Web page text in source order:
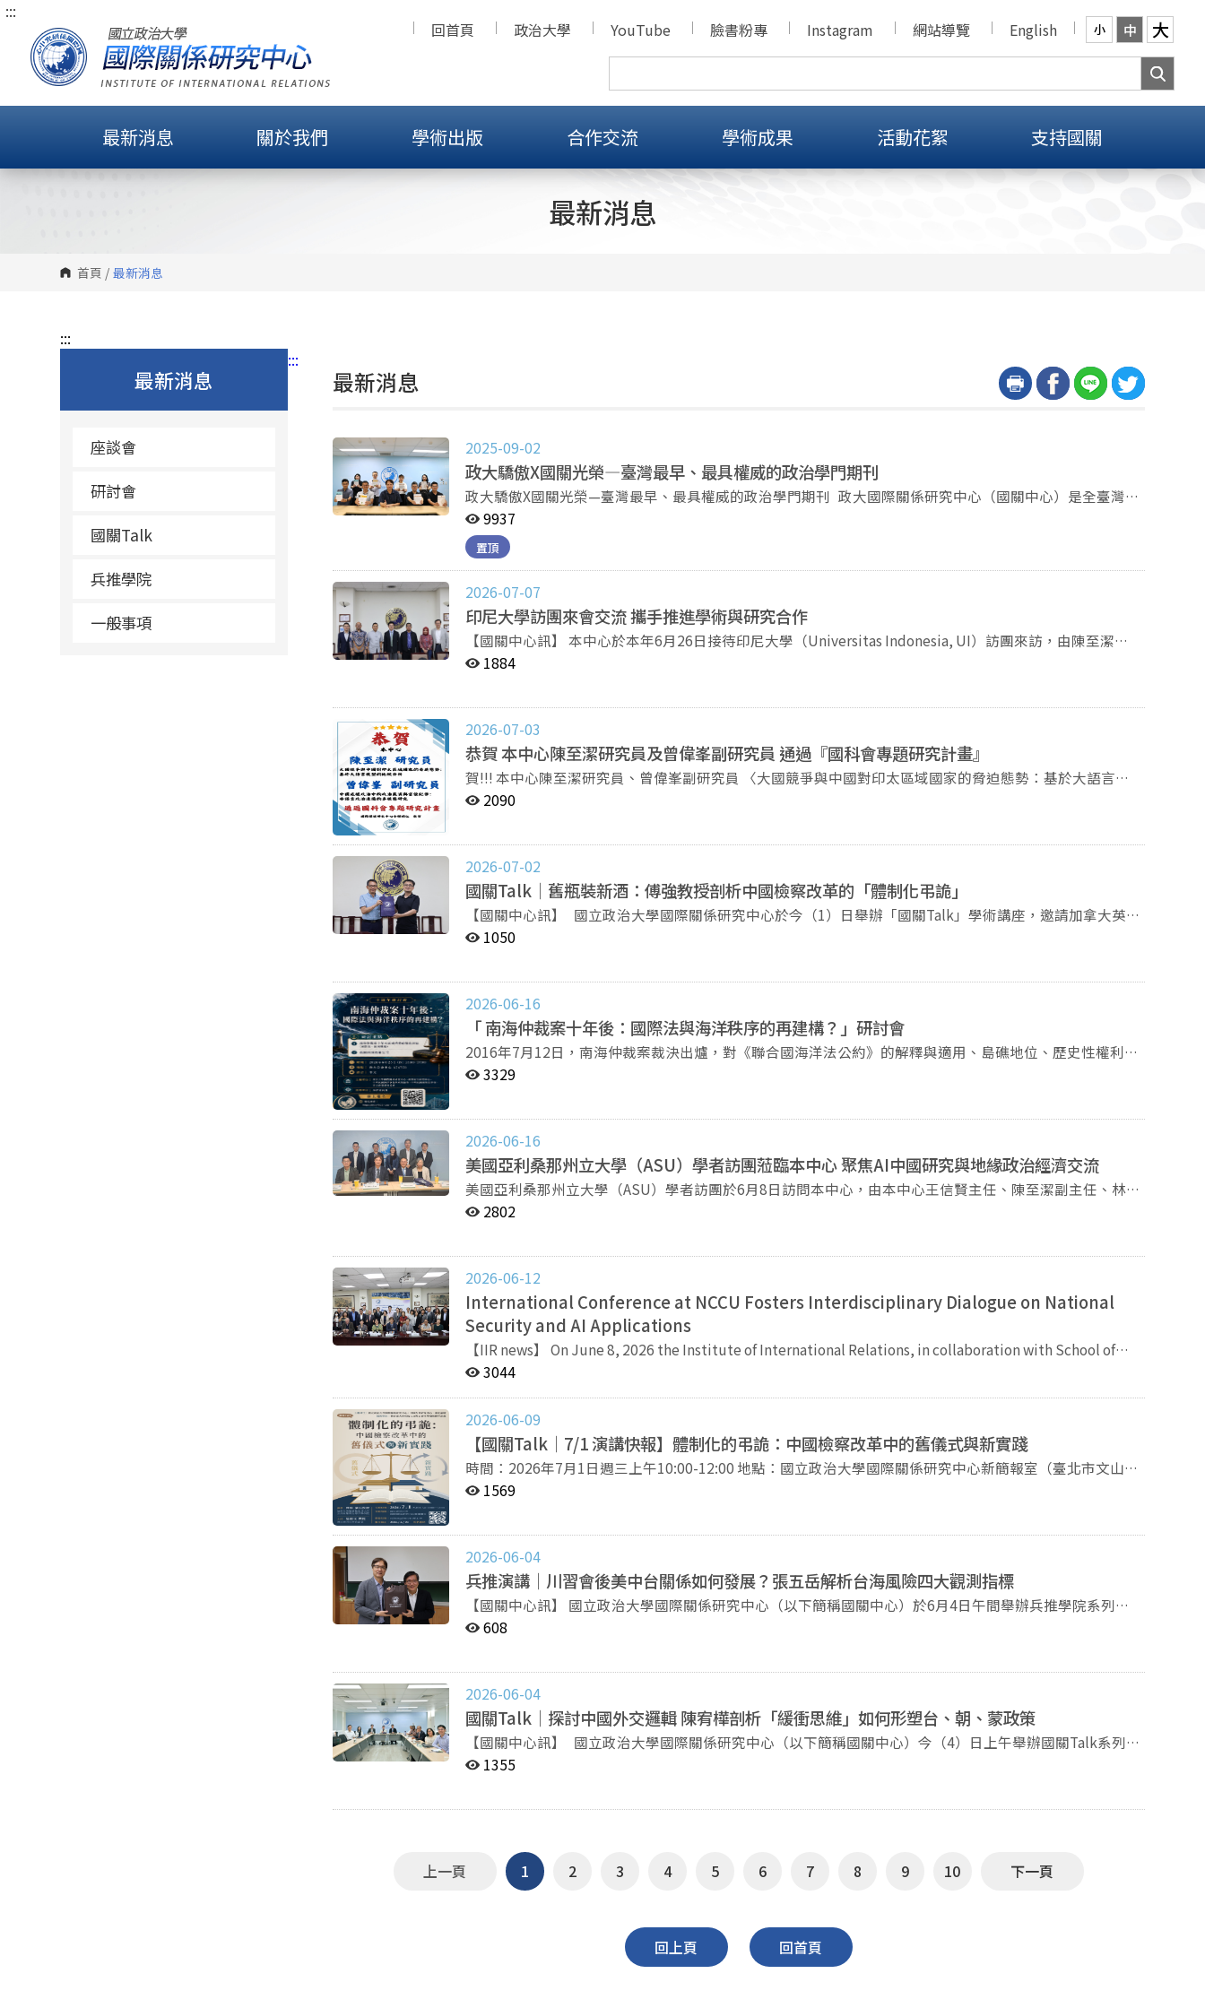
跳
內
塊
:::
回首頁
政治大學 YouTube 臉書粉專 Instagram 網站導覽 English 小 中 大
最新消息 關於我們 學術出版 合作交流 學術成果 活動花絮 支持國關
最新消息
首頁 / 最新消息
:::
最新消息
座談會
研討會
國關Talk
兵推學院
一般事項
:::
最新消息
2025-09-02
政大驕傲X國關光榮—臺灣最早、最具權威的政治學門期刊
政大驕傲X國關光榮—臺灣最早、最具權威的政治學門期刊 政大國際關係研究中心（國關中心）是全臺灣最
早出版政治學門期刊的單位，每年常態性經營四份重要期刊，包含：《問題與研究》、《中國大陸研究》、
《Issues & Studies》、《問題と研究》等。國關中心為了擴大期刊影響力，特別於2025年8月25日召開了
四份期刊的編輯聯合工作會議，由國關中心王信賢主任主持，與陳至潔副主任、林義鈞副主任、王韻副研究
員、石原忠浩副研究員，與政大外交系張文揚教授，以及四位編輯助理，一同為下半年度及未來的願景進行
討論和決策。 在此次的會議中，王信賢主任強調國關中心出版的四份期刊是政治大學的驕傲、國關中心的
光榮，原因是政大國關中心於1956年創刊了臺灣最早的政治學期刊—《問題與研究》，並且在1960年代陸
續發行了《匪情月報（後改成：《中國大陸研究》）》、《Issues & Studies》、《問題と研究》等國關中
心刊物，不曾間斷。同時，國關中心刊物成功的公開發行過程，更在1970年代之後成為其它新興的台灣政
治學學術期刊的效法對象。近期，國關中心刊物除了持續被收錄於重要學術期刊資料庫外，更屢次獲得國家
學門學會、年會合作，持續推廣刊物影響力。其次，四份期刊也將透過後年（2027）國立政治大學100週年
校慶活動，強化期刊榮耀與政大歷史的結合，彰顯國關中心的特殊貢獻。 《問題與研究》是華文世界首份
研究國際關係、區域研究、國際發展、政治經濟學等全球性議題的刊物；《中國大陸研究》是臺灣及華人世
界第一本從社會科學的角度，探討中國大陸各領域發展的刊物；《Issues & Studies》則為臺灣首份以英文
ESCI等國際期刊資料庫，《問題と研究》則收錄於華藝Airiti Library。 在會議的尾聲，王信賢主任歡迎大
家隨時掌握國關中心的最新消息，未來四本期刊也會秉持高標準的學術精神，持續出版優質學術作品；同
時，也歡迎有志之士踴躍投稿，共同參與榮耀。 歡迎投稿： 《問題與研究》季刊
http://wenti.nccu.edu.tw/ 《中國大陸研究》http://mcs.nccu.edu.tw/index.html 《Issues&Studies》
9937
置頂
2026-07-07
印尼大學訪團來會交流 攜手推進學術與研究合作
【國關中心訊】 本中心於本年6月26日接待印尼大學（Universitas Indonesia, UI）訪團來訪，由陳至潔副
主任接待，本次訪團由印尼大學校長暨工程學教授賀理博士（Prof. Dr. Heri Hermansyah）率團，成員包括
動學術交流、研究合作及人員互訪等合作形式進行初步討論，為雙方未來持續互動與建立合作關係奠定基
礎。
1884
2026-07-03
恭賀 本中心陳至潔研究員及曾偉峯副研究員 通過『國科會專題研究計畫』
賀!!! 本中心陳至潔研究員、曾偉峯副研究員 〈大國競爭與中國對印太區域國家的脅迫態勢：基於大語言模
型的比較分析〉 〈中國威權政治中的政治展演與官僚紀律：非語言政治溝通的多模態研究〉 通過 『國科會
2090
2026-07-02
國關Talk｜舊瓶裝新酒：傅強教授剖析中國檢察改革的「體制化弔詭」
【國關中心訊】 國立政治大學國際關係研究中心於今（1）日舉辦「國關Talk」學術講座，邀請加拿大英
屬哥倫比亞大學（UBC）公共政策與全球事務學院教授傅強博士，以「體制化的弔詭：中國檢察改革中的
體系中，兩反職能代表主動偵查權，是檢察機關制衡行政與官僚體系的重要工具。 隨著核心權力移轉，檢
察機關面臨角色重塑壓力。傅強形容，這如同「老虎失去牙齒」，迫使檢察體系尋求新的制度定位，因此逐
步將重心轉向認罪認罰從寬制度、公益訴訟與企業合規等新業務。這場改革不只是職能調整，更涉及組織權
力與制度合法性的重新建構。 傅強認為，中國新制度的建立與常態化，並非單純依靠理性行政改革，而是
「指導」模式，使上級意志能快速向下貫徹，並成為推動新制度的重要基礎。 其次，檢察機關導入高度量
化的績效管理機制，建立即時監測與排名制度，將案件處理成果、改革指標與升遷獎懲直接連結。透過數據
治理與績效競爭，新制度得以快速擴散並形成日常實踐。 第三，制度運作亦仰賴頻繁的政治與業務學習。
檢察官需定期參與集體學習並完成「台帳」紀錄，由上級進行抽查。這類看似形式性的日常程序，實際上承
擔了強化組織認同、維持思想一致與確保政策落實的重要功能。 在談及制度改革的實際影響時，傅強特別
否受到壓縮。 不過，傅強也指出，法官與檢察官之間並非單純競爭關係。兩者往往來自相近的法學教育背
景，形成具有共同專業認同的「法律共同體」。在實務運作中，雙方常透過非正式協調維持平衡；當量刑建
議過度強勢時，法官也可能透過技術性調整，重新拉回制度互動空間。 演講最後，傅強強調，理解中國制
度變遷不能僅套用西方理性化與制度現代化理論，而需回到中國政治運作的歷史脈絡，理解新制度如何依附
既有組織文化、儀式與人際網絡而形成穩定秩序。 本次講座由國關中心、中國大陸研究中心與臺北論壇共
同主辦，現場討論熱烈。國關中心表示，未來將持續關注重大國際與兩岸議題，透過學術研究與公共對話，
YouTube｜https://youtube.com/@nccuiir 支持國關｜https://iir.nccu.edu.tw/PageDoc/Detail?
fid=13762&id=33943
1050
2026-06-16
「 南海仲裁案十年後：國際法與海洋秩序的再建構？」研討會
2016年7月12日，南海仲裁案裁決出爐，對《聯合國海洋法公約》的解釋與適用、島礁地位、歷史性權利主
張、專屬經濟區權利義務，以及區域海洋秩序發展，皆產生深遠影響。十年之後，南海情勢仍持續牽動國際
十年來區域情勢的變化評估（國際法、區域戰略） 二、我國南海政策定位 ▍活動資訊 時間｜2026年6月25
日（四）13:00–17:00 地點｜政大公企中心 A747CB 語言｜中文 ▍主辦單位 國立政治大學國際關係研究中
心、臺灣安全研究中心、亞太政策研究協會、中華民國國際法學會、中華民國海洋事務與政策協會 ▍指導
單位 海洋委員會 報名連結｜https://bit.ly/SCS-Law-Order 歡迎關心南海情勢、國際海洋法、海洋安全與區
3329
2026-06-16
美國亞利桑那州立大學（ASU）學者訪團蒞臨本中心 聚焦AI中國研究與地緣政治經濟交流
​美國亞利桑那州立大學（ASU）學者訪團於6月8日訪問本中心，由本中心王信賢主任、陳至潔副主任、林
義鈞副主任、曾偉峯副研究員，以及經濟系王信實副教授共同接待。雙方就AI技術如何應用於中國研究、半
2802
2026-06-12
International Conference at NCCU Fosters Interdisciplinary Dialogue on National
Security and AI Applications
【IIR news】 On June 8, 2026 the Institute of International Relations, in collaboration with School of
Operations and Supply Chain Management at San Jose State University (SJSC) and College of
Beyond at National Chengchi University (NCCU). The Conference highlighted a special report on
Towards an AI Superpower? An Analysis of China’s Technological Advancement at the opening session
and fruitful interdisciplinary exchanges among scholars and experts across study fields in international
relations and national security, business and industrial management, as well as economic development.
Official website｜https://iir.nccu.edu.tw/ Facebook｜https://www.facebook.com/nccuiir Instagram｜
https://www.instagram.com/nccu_iir YouTube｜https://youtube.com/@nccuiir Support to IIR｜
https://iir.nccu.edu.tw/PageDoc/Detail?fid=13762&id=33943
3044
2026-06-09
【國關Talk｜7/1 演講快報】體制化的弔詭：中國檢察改革中的舊儀式與新實踐
時間：2026年7月1日週三上午10:00-12:00 地點：國立政治大學國際關係研究中心新簡報室（臺北市文山區
萬壽路64號） 講題：體制化的弔詭：中國檢察改革中的舊儀式與新實踐 講者：傅強講座教授（加拿大英屬
cyhung@nccu.edu.tw 主辦單位：國立政治大學國際關係研究中心、中國大陸研究中心、臺北論壇 補助單
位：教育部大專校院人文與社會科學領域標竿計畫
1569
2026-06-04
兵推演講｜川習會後美中台關係如何發展？張五岳解析台海風險四大觀測指標
【國關中心訊】 國立政治大學國際關係研究中心（以下簡稱國關中心）於6月4日午間舉辦兵推學院系列演
講，邀請淡江大學兩岸關係研究中心主任張五岳副教授蒞校演講。張五岳長期研究中共對台政策、兩岸關係
險。在國內，川普需應對期中選舉壓力，力圖保持共和黨眾議院多數黨地位。張五岳認為，川普下一步的重
要戰略目標可能是推動古巴政權更迭。 談及美中關係，張五岳分析，美中兩國在高端產業與科技領域將持
續推動脫鉤。中國以其稀土儲備和稀土精煉產能作為對美談判的主要籌碼。面對美國的長臂管轄制裁，中國
也通過立法進行反擊，並嚴防技術外洩。 張五岳認為，台海問題的核心在於美中互動形成的「大兩岸」，
與「川習會」。若賴總統未來規劃出訪，外界關注焦點仍將集中於過境美國的安排，包括過境時間、地點及
美關係穩定度對台灣之利弊、中國各官方發布平台的權威性等議題。張五岳認為，目前兩岸關係風險大於機
遇，但風險仍屬可控；就中國官方對外發布的訊息而言，仍以《人民日報》最具權威性。 本次演講共吸引
608
2026-06-04
國關Talk｜探討中國外交邏輯 陳宥樺剖析「緩衝思維」如何形塑台、朝、蒙政策
【國關中心訊】 國立政治大學國際關係研究中心（以下簡稱國關中心）今（4）日上午舉辦國關Talk系列
講座，邀請日本秋田國際教養大學（Akita International University）全球研究學程副教授陳宥樺蒞校演
及當前美中競爭，中國對美國、蘇聯（俄羅斯）等大國的政策多有轉變，但對台灣、北韓與蒙古三地的政策
目標卻展現高度延續性。對台政策可追溯至1940年代，對北韓的安全支持始於韓戰時期，而對蒙古維持中
距離，避免周邊地區落入對手勢力範圍。這種思維不僅源於地理因素，也深受近代中國遭受外來侵略的歷史
記憶影響，使決策者傾向以預防性方式維護國家安全。 在台灣議題上，陳宥樺指出，北京長期將台灣視為
1355
上一頁 1 2 3 4 5 6 7 8 9 10 下一頁
回上頁 回首頁